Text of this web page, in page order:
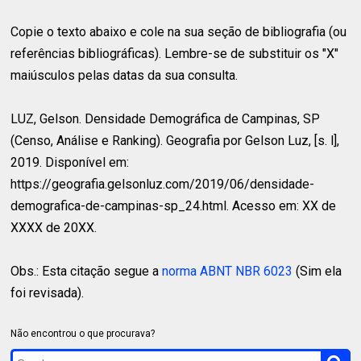
Copie o texto abaixo e cole na sua seção de bibliografia (ou
referências bibliográficas). Lembre-se de substituir os "X"
maiúsculos pelas datas da sua consulta.
LUZ, Gelson. Densidade Demográfica de Campinas, SP
(Censo, Análise e Ranking). Geografia por Gelson Luz, [s. l],
2019. Disponível em:
https://geografia.gelsonluz.com/2019/06/densidade-
demografica-de-campinas-sp_24.html. Acesso em: XX de
XXXX de 20XX.
Obs.: Esta citação segue anorma ABNT NBR 6023 (Sim ela
foi revisada).
Não encontrou o que procurava?